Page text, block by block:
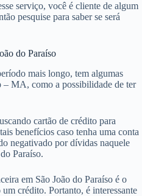
serviço, você é cliente de algum
pesquise para saber se será
do Paraíso
mais longo, tem algumas
– MA, como a possibilidade de ter
cartão de crédito para
benefícios caso tenha uma conta
negativado por dívidas naquele
Paraíso.
em São João do Paraíso é o
crédito. Portanto, é interessante